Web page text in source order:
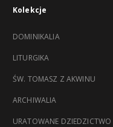
Kolekcje
DOMINIKALIA
LITURGIKA
ŚW. TOMASZ Z AKWINU
ARCHIWALIA
URATOWANE DZIEDZICTWO